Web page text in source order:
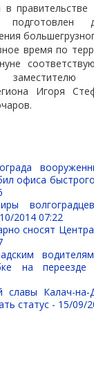
правительстве
подготовлен
время по
Игоря
офиса
2014 07:22
сносят
на
славы Калач-
статус - 15/09/